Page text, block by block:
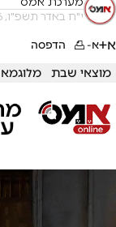
י"ח באדר תשפ"ו, 07/03/26 18:45
א+א- הדפסה
מוצאי שבת מלוגמא